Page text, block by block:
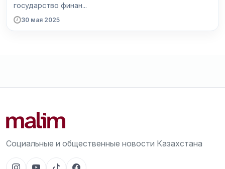
государство финан...
30 мая 2025
Социальные и общественные новости Казахстана